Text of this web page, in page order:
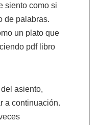
siento como si
de palabras.
un plato que
pdf libro
asiento,
a continuación.